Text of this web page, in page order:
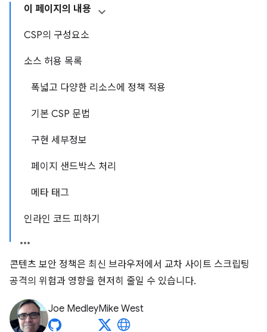
이 페이지의 내용
CSP의 구성요소
소스 허용 목록
폭넓고 다양한 리소스에 정책 적용
기본 CSP 문법
구현 세부정보
페이지 샌드박스 처리
메타 태그
인라인 코드 피하기
콘텐츠 보안 정책은 최신 브라우저에서 교차 사이트 스크립팅
공격의 위험과 영향을 현저히 줄일 수 있습니다.
Joe MedleyMike West